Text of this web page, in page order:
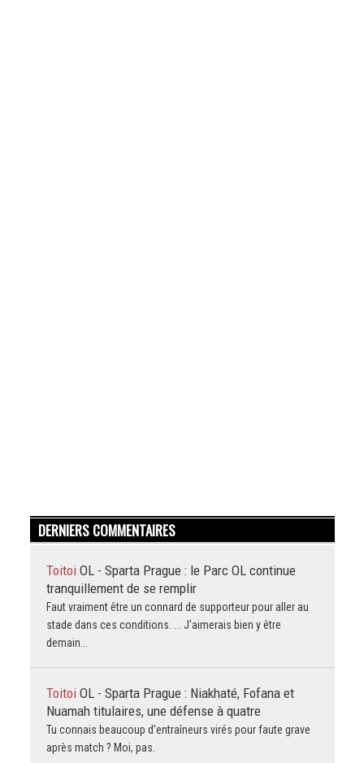
DERNIERS COMMENTAIRES
Toitoi OL - Sparta Prague : le Parc OL continue
tranquillement de se remplir
Faut vraiment être un connard de supporteur pour aller au
stade dans ces conditions. ... J'aimerais bien y être
demain...
Toitoi OL - Sparta Prague : Niakhaté, Fofana et
Nuamah titulaires, une défense à quatre
Tu connais beaucoup d'entraîneurs virés pour faute grave
après match ? Moi, pas.